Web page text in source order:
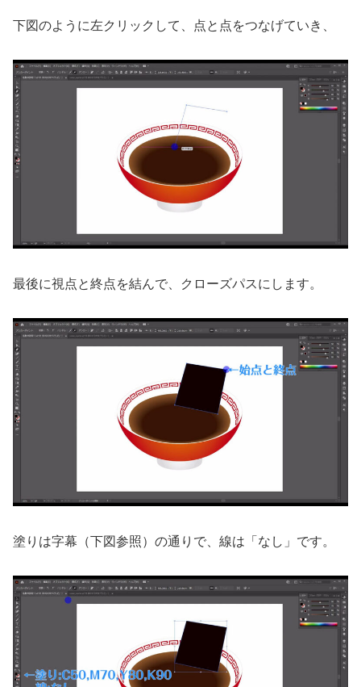
下図のように左クリックして、点と点をつなげていき、
最後に視点と終点を結んで、クローズパスにします。
塗りは字幕（下図参照）の通りで、線は「なし」です。